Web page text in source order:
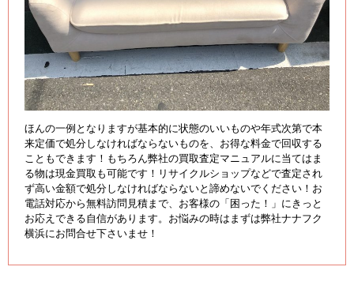
ほんの一例となりますが基本的に状態のいいものや年式次第で本
来定価で処分しなければならないものを、お得な料金で回収する
こともできます！もちろん弊社の買取査定マニュアルに当てはま
る物は現金買取も可能です！リサイクルショップなどで査定され
ず高い金額で処分しなければならないと諦めないでください！お
電話対応から無料訪問見積まで、お客様の「困った！」にきっと
お応えできる自信があります。お悩みの時はまずは弊社ナナフク
横浜にお問合せ下さいませ！